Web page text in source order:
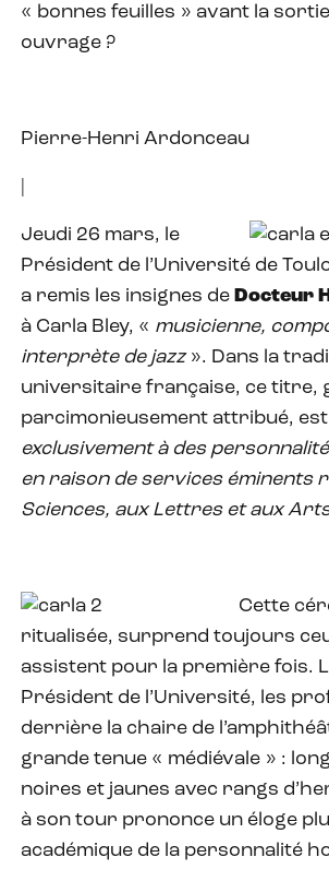
« bonnes feuilles » avant la
ouvrage ?
Pierre-Henri Ardonceau
Jeudi 26 mars, le
Président de l’Université de
a remis les insignes de Docteur
à Carla Bley, « musicienne,
interprète de jazz ». Dans la
universitaire française, ce titre,
parcimonieusement attribué, est
exclusivement à des
en raison de services éminents
Sciences, aux Lettres et aux
Cette
ritualisée, surprend toujours
assistent pour la première fois.
Président de l’Université, les
derrière la chaire de
grande tenue « médiévale » :
noires et jaunes avec rangs
à son tour prononce un éloge
académique de la personnalité